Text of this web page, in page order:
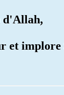
d'Allah,
et